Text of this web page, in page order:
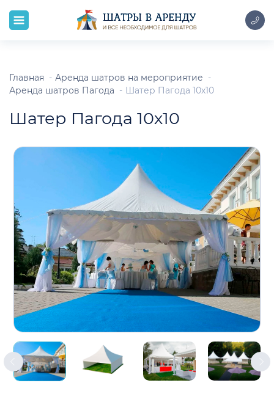
Главная
Аренда шатров на мероприятие
Аренда шатров Пагода
Шатер Пагода 10х10
Шатер Пагода 10х10